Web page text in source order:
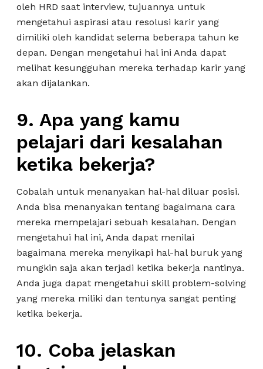
oleh HRD saat interview, tujuannya untuk
mengetahui aspirasi atau resolusi karir yang
dimiliki oleh kandidat selema beberapa tahun ke
depan. Dengan mengetahui hal ini Anda dapat
melihat kesungguhan mereka terhadap karir yang
akan dijalankan.
9. Apa yang kamu
pelajari dari kesalahan
ketika bekerja?
Cobalah untuk menanyakan hal-hal diluar posisi.
Anda bisa menanyakan tentang bagaimana cara
mereka mempelajari sebuah kesalahan. Dengan
mengetahui hal ini, Anda dapat menilai
bagaimana mereka menyikapi hal-hal buruk yang
mungkin saja akan terjadi ketika bekerja nantinya.
Anda juga dapat mengetahui skill problem-solving
yang mereka miliki dan tentunya sangat penting
ketika bekerja.
10. Coba jelaskan